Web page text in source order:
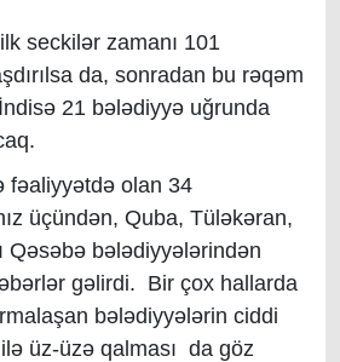
seckilər zamanı 101
da, sonradan bu rəqəm
21 bələdiyyə uğrunda
fəaliyyətdə olan 34
üçündən, Quba, Tüləkəran,
Qəsəbə bələdiyyələrindən
gəlirdi. Bir çox hallarda
bələdiyyələrin ciddi
üz-üzə qalması da göz